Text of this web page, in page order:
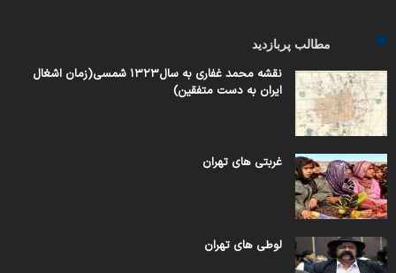
مطالب پربازدید
نقشه محمد غفاری به سال۱۳۲۳ شمسی(زمان اشغال
ایران به دست متفقین)
غربتی های تهران
لوطی های تهران